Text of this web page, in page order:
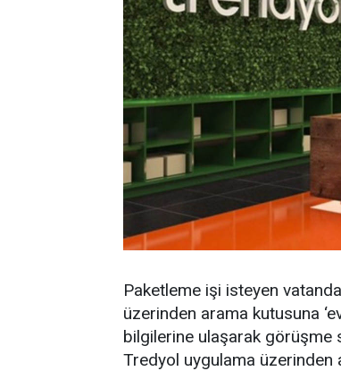
Paketleme işi isteyen
üzerinden arama kutusuna
bilgilerine ulaşarak görüşme
Tredyol uygulama üzerinden